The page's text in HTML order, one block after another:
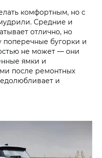
комфортным, но с
Средние и
отлично, но
бугорки и
не может — они
ямки и
после ремонтных
и